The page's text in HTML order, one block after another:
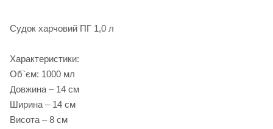
Судок харчовий ПГ 1,0 л
Характеристики:
Об`єм: 1000 мл
Довжина – 14 см
Ширина – 14 см
Висота – 8 см